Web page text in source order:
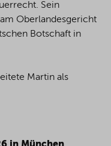
Sein
Oberlandesgericht
Botschaft in
Martin als